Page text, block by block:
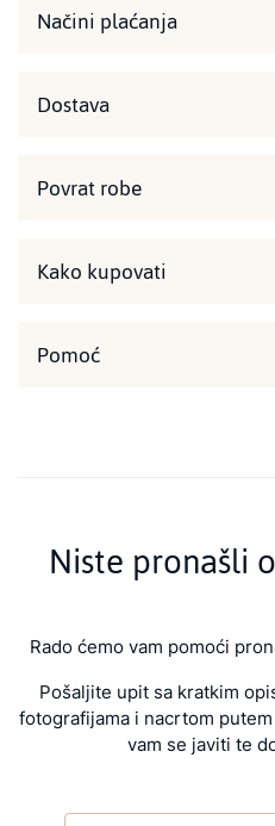
Načini plaćanja
Dostava
Povrat robe
Kako kupovati
Pomoć
Niste pronašli
Rado ćemo vam pomoći
Pošaljite upit sa kratkim
fotografijama i nacrtom
vam se javiti te